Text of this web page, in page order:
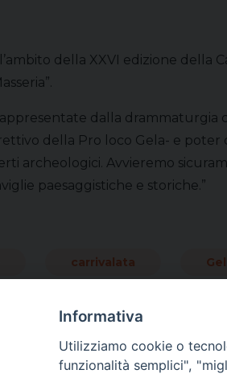
della XXVI edizione della
dalla drammaturgia
della Pro loco Gela- e
archeologici. Avvieremo
paesaggistiche e storiche.”
carrivalata
Informativa
Utilizziamo cookie o
funzionalità semplici",